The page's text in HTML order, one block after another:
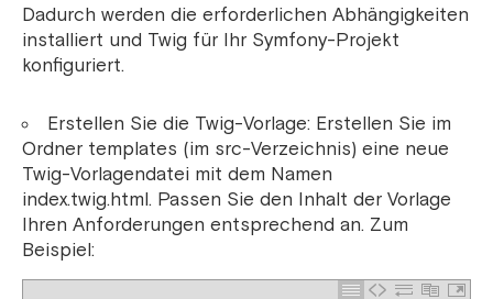
Dadurch werden die erforderlichen Abhängigkeiten
installiert und Twig für Ihr Symfony-Projekt
konfiguriert.
Erstellen Sie die Twig-Vorlage: Erstellen Sie im
Ordner templates (im src-Verzeichnis) eine neue
Twig-Vorlagendatei mit dem Namen
index.twig.html. Passen Sie den Inhalt der Vorlage
Ihren Anforderungen entsprechend an. Zum
Beispiel: